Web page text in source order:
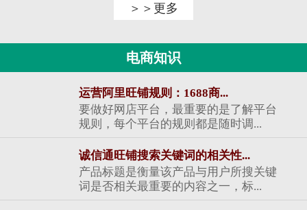
＞＞更多
电商知识
运营阿里旺铺规则：1688商...
要做好网店平台，最重要的是了解平台
规则，每个平台的规则都是随时调...
诚信通旺铺搜索关键词的相关性...
产品标题是衡量该产品与用户所搜关键
词是否相关最重要的内容之一，标...